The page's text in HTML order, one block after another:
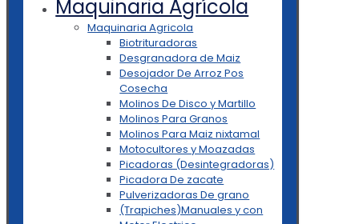
Maquinaria Agrícola
Maquinaria Agricola
Biotrituradoras
Desgranadora de Maiz
Desojador De Arroz Pos
Cosecha
Molinos De Disco y Martillo
Molinos Para Granos
Molinos Para Maiz nixtamal
Motocultores y Moazadas
Picadoras (Desintegradoras)
Picadora De zacate
Pulverizadoras De grano
(Trapiches)Manuales y con